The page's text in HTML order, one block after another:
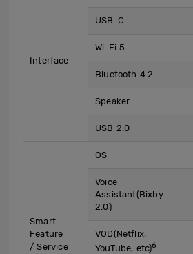
Interface
USB-C
Wi-Fi 5
Bluetooth 4.2
Speaker
USB 2.0
Smart
Feature
/ Service
OS
Voice
Assistant(Bixby
2.0)
VOD(Netflix,
YouTube, etc)6